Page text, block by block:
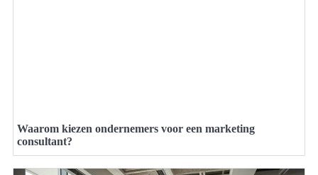
Waarom kiezen ondernemers voor een marketing
consultant?